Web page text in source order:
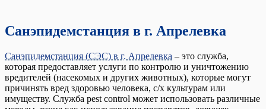
Санэпидемстанция в г. Апрелевка
Санэпидемстанция (СЭС) в г. Апрелевка – это служба,
которая предоставляет услуги по контролю и уничтожению
вредителей (насекомых и других животных), которые могут
причинять вред здоровью человека, с/х культурам или
имуществу. Служба pest control может использовать различные